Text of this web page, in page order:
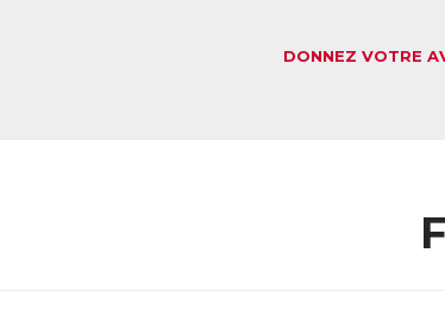
DONNEZ VOTRE